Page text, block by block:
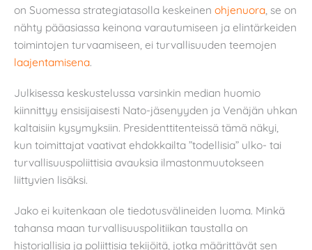
on Suomessa strategiatasolla keskeinen ohjenuora, se on
nähty pääasiassa keinona varautumiseen ja elintärkeiden
toimintojen turvaamiseen, ei turvallisuuden teemojen
laajentamisena.
Julkisessa keskustelussa varsinkin median huomio
kiinnittyy ensisijaisesti Nato-jäsenyyden ja Venäjän uhkan
kaltaisiin kysymyksiin. Presidenttitenteissä tämä näkyi,
kun toimittajat vaativat ehdokkailta ”todellisia” ulko- tai
turvallisuuspoliittisia avauksia ilmastonmuutokseen
liittyvien lisäksi.
Jako ei kuitenkaan ole tiedotusvälineiden luoma. Minkä
tahansa maan turvallisuuspolitiikan taustalla on
historiallisia ja poliittisia tekijöitä, jotka määrittävät sen